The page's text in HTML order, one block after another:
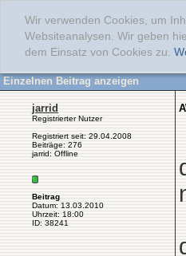
Wir verwenden Cookies, um
Websiteanalysen. Wir geben
dem Einsatz von Cookies zu.
Einzelnen Beitrag anzeigen
jarrid
Registrierter Nutzer
Registriert seit: 29.04.2008
Beiträge: 276
jarrid: Offline
Beitrag
Datum: 13.03.2010
Uhrzeit: 18:00
ID: 38241